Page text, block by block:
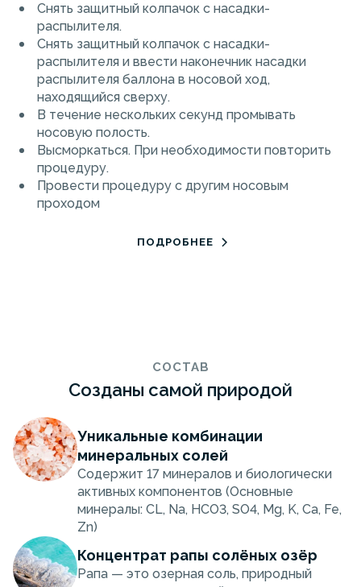
Снять защитный колпачок с насадки-
распылителя.
Снять защитный колпачок с насадки-
распылителя и ввести наконечник насадки
распылителя баллона в носовой ход,
находящийся сверху.
В течение нескольких секунд промывать
носовую полость.
Высморкаться. При необходимости повторить
процедуру.
Провести процедуру с другим носовым
проходом
ПОДРОБНЕЕ
СОСТАВ
Созданы самой природой
Уникальные комбинации
минеральных солей
Содержит 17 минералов и биологически
активных компонентов (Основные
минералы: CL, Na, HCO3, SO4, Mg, K, Ca, Fe,
Zn)
Концентрат рапы солёных озёр
Рапа — это озерная соль, природный